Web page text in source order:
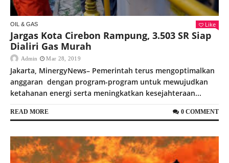
OIL & GAS Like
Jargas Kota Cirebon Rampung, 3.503 SR Siap
Dialiri Gas Murah
Admin Mar 28, 2019
Jakarta, MinergyNews– Pemerintah terus mengoptimalkan
anggaran dengan program-program untuk mewujudkan
ketahanan energi serta meningkatkan kesejahteraan...
READ MORE 0 COMMENT